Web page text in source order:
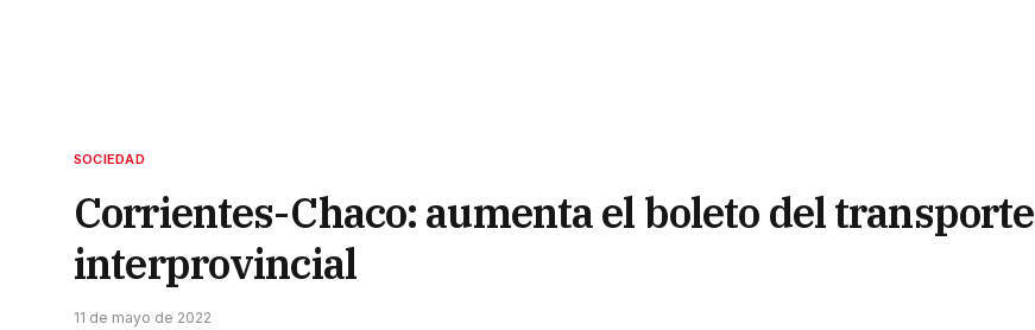
SOCIEDAD
Corrientes-Chaco: aumenta el boleto del transporte
interprovincial
11 de mayo de 2022